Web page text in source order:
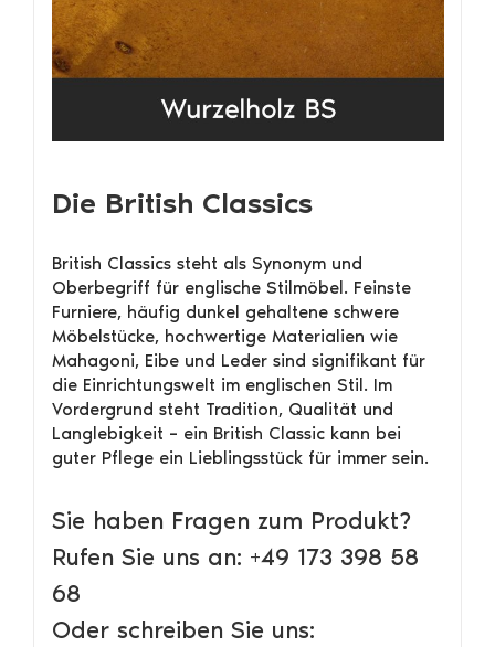
Die British Classics
British Classics steht als Synonym und
Oberbegriff für englische Stilmöbel. Feinste
Furniere, häufig dunkel gehaltene schwere
Möbelstücke, hochwertige Materialien wie
Mahagoni, Eibe und Leder sind signifikant für
die Einrichtungswelt im englischen Stil. Im
Vordergrund steht Tradition, Qualität und
Langlebigkeit – ein British Classic kann bei
guter Pflege ein Lieblingsstück für immer sein.
Sie haben Fragen zum Produkt?
Rufen Sie uns an: +49 173 398 58
68
Oder schreiben Sie uns: